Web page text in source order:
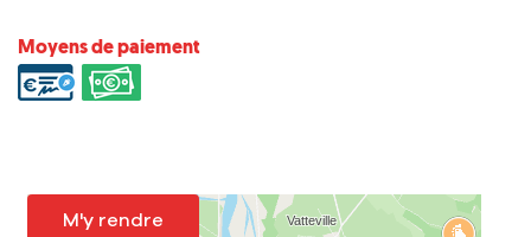
Moyens de paiement
M'y rendre